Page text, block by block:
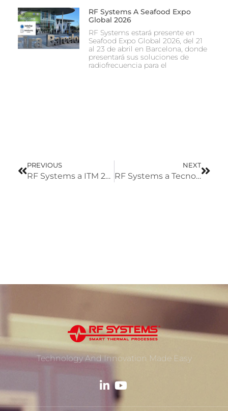
RF Systems A Seafood Expo
Global 2026
RF Systems estará presente en
Seafood Expo Global 2026, del 21
al 23 de abril en Barcelona, donde
presentará sus soluciones de
radiofrecuencia para el
PREVIOUS
RF Systems a ITM 2026
NEXT
RF Systems a Tecno Fidta 2026
Technology And Innovation Made Easy